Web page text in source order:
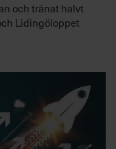
och tränat halvt
Lidingöloppet